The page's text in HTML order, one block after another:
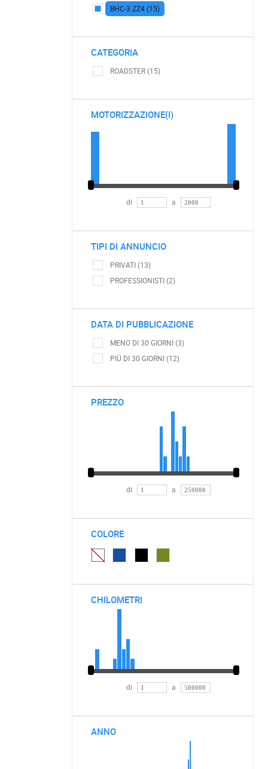
BHC-3 ZZ4 (15)
CATEGORIA
ROADSTER (15)
MOTORIZZAZIONE(I)
di a
TIPI DI ANNUNCIO
PRIVATI (13)
PROFESSIONISTI (2)
DATA DI PUBBLICAZIONE
MENO DI 30 GIORNI (3)
PIÙ DI 30 GIORNI (12)
PREZZO
di a
COLORE
CHILOMETRI
di a
ANNO